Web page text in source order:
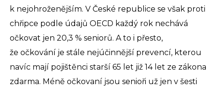
k nejohroženějším. V České republice se však proti
chřipce podle údajů OECD každý rok nechává
očkovat jen 20,3 % seniorů. A to i přesto,
že očkování je stále nejúčinnější prevencí, kterou
navíc mají pojištěnci starší 65 let již 14 let ze zákona
zdarma. Méně očkovaní jsou senioři už jen v šesti